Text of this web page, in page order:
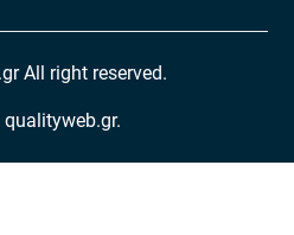
All right reserved.